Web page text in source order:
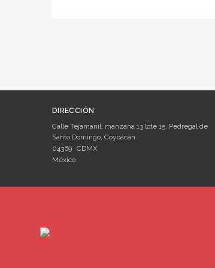
DIRECCIÓN
Calle Tejamanil, manzana 13 lote 15. Pedregal de
Santo Domingo, Coyoacán.
04369 CDMX
México